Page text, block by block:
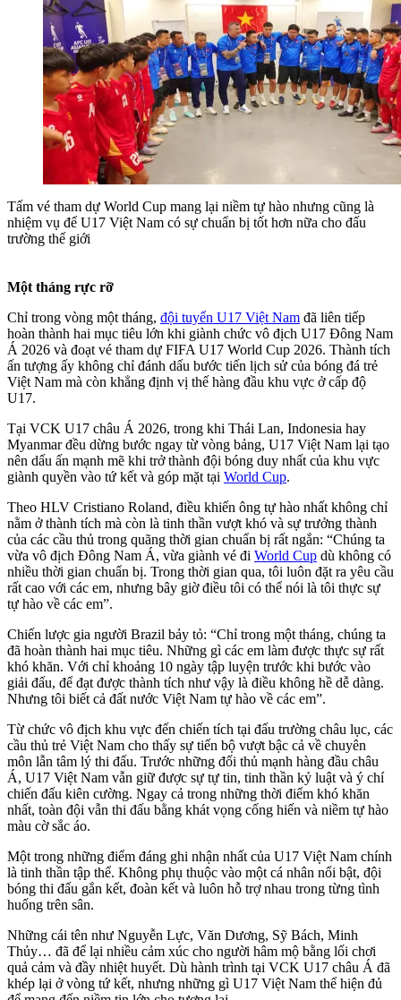
Tấm vé tham dự World Cup mang lại niềm tự hào nhưng cũng là
nhiệm vụ để U17 Việt Nam có sự chuẩn bị tốt hơn nữa cho đấu
trường thế giới
Một tháng rực rỡ
Chỉ trong vòng một tháng, đội tuyển U17 Việt Nam đã liên tiếp
hoàn thành hai mục tiêu lớn khi giành chức vô địch U17 Đông Nam
Á 2026 và đoạt vé tham dự FIFA U17 World Cup 2026. Thành tích
ấn tượng ấy không chỉ đánh dấu bước tiến lịch sử của bóng đá trẻ
Việt Nam mà còn khẳng định vị thế hàng đầu khu vực ở cấp độ
U17.
Tại VCK U17 châu Á 2026, trong khi Thái Lan, Indonesia hay
Myanmar đều dừng bước ngay từ vòng bảng, U17 Việt Nam lại tạo
nên dấu ấn mạnh mẽ khi trở thành đội bóng duy nhất của khu vực
giành quyền vào tứ kết và góp mặt tại World Cup.
Theo HLV Cristiano Roland, điều khiến ông tự hào nhất không chỉ
nằm ở thành tích mà còn là tinh thần vượt khó và sự trưởng thành
của các cầu thủ trong quãng thời gian chuẩn bị rất ngắn: “Chúng ta
vừa vô địch Đông Nam Á, vừa giành vé đi World Cup dù không có
nhiều thời gian chuẩn bị. Trong thời gian qua, tôi luôn đặt ra yêu cầu
rất cao với các em, nhưng bây giờ điều tôi có thể nói là tôi thực sự
tự hào về các em”.
Chiến lược gia người Brazil bảy tỏ: “Chỉ trong một tháng, chúng ta
đã hoàn thành hai mục tiêu. Những gì các em làm được thực sự rất
khó khăn. Với chỉ khoảng 10 ngày tập luyện trước khi bước vào
giải đấu, để đạt được thành tích như vậy là điều không hề dễ dàng.
Nhưng tôi biết cả đất nước Việt Nam tự hào về các em”.
Từ chức vô địch khu vực đến chiến tích tại đấu trường châu lục, các
cầu thủ trẻ Việt Nam cho thấy sự tiến bộ vượt bậc cả về chuyên
môn lẫn tâm lý thi đấu. Trước những đối thủ mạnh hàng đầu châu
Á, U17 Việt Nam vẫn giữ được sự tự tin, tinh thần kỷ luật và ý chí
chiến đấu kiên cường. Ngay cả trong những thời điểm khó khăn
nhất, toàn đội vẫn thi đấu bằng khát vọng cống hiến và niềm tự hào
màu cờ sắc áo.
Một trong những điểm đáng ghi nhận nhất của U17 Việt Nam chính
là tinh thần tập thể. Không phụ thuộc vào một cá nhân nổi bật, đội
bóng thi đấu gắn kết, đoàn kết và luôn hỗ trợ nhau trong từng tình
huống trên sân.
Những cái tên như Nguyễn Lực, Văn Dương, Sỹ Bách, Minh
Thủy… đã để lại nhiều cảm xúc cho người hâm mộ bằng lối chơi
quả cảm và đầy nhiệt huyết. Dù hành trình tại VCK U17 châu Á đã
khép lại ở vòng tứ kết, nhưng những gì U17 Việt Nam thể hiện đủ